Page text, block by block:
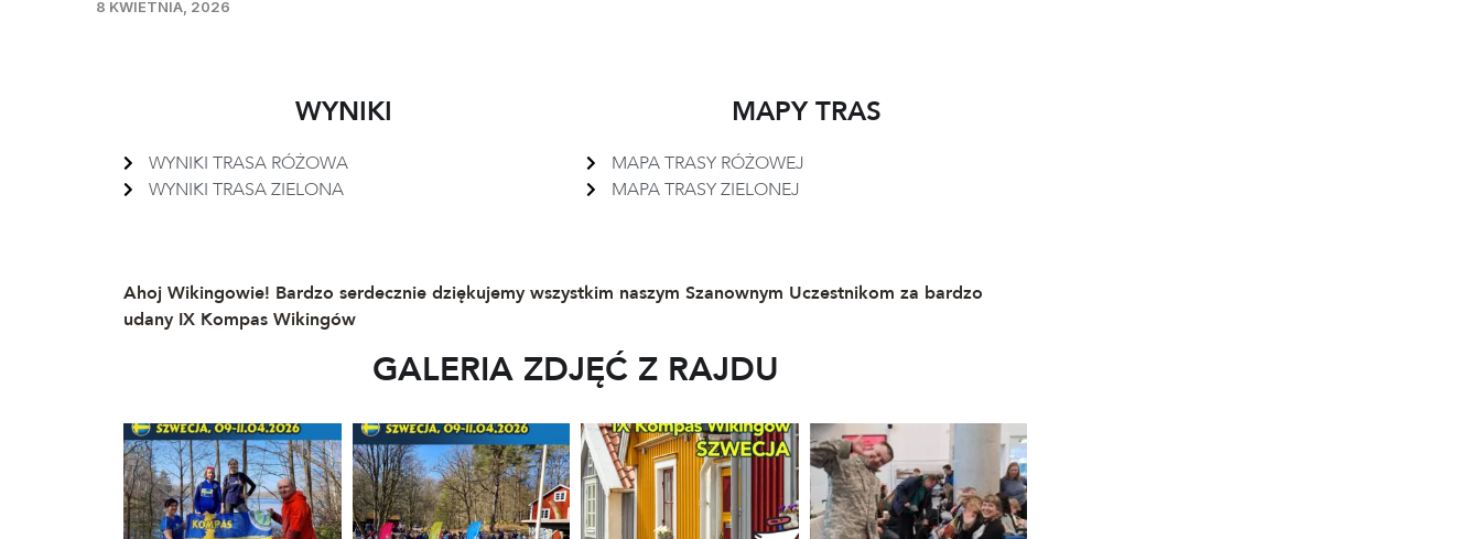
8 KWIETNIA, 2026
WYNIKI
WYNIKI TRASA RÓŻOWA
WYNIKI TRASA ZIELONA
MAPY TRAS
MAPA TRASY RÓŻOWEJ
MAPA TRASY ZIELONEJ
Ahoj Wikingowie! Bardzo serdecznie dziękujemy wszystkim naszym Szanownym Uczestnikom za bardzo
udany IX Kompas Wikingów
GALERIA ZDJĘĆ Z RAJDU